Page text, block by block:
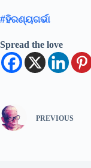
#ହିରଣ୍ୟଗର୍ଭା
Spread the love
PREVIOUS